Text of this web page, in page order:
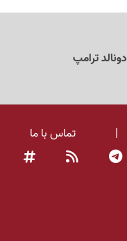
دونالد ترامپ
| تماس با ما